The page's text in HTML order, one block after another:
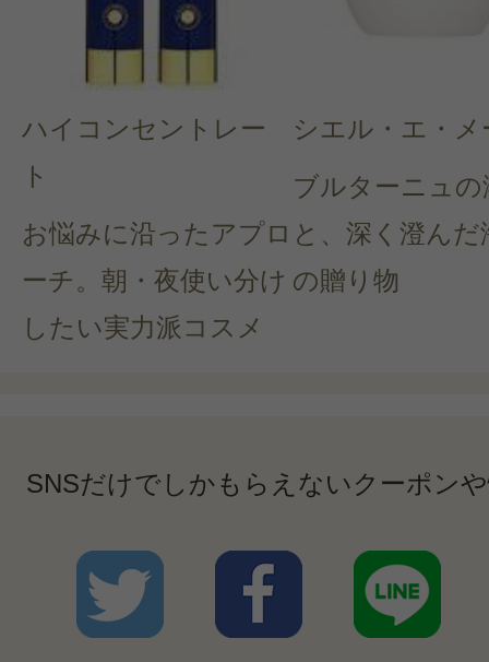
ハイコンセントレー
ト
お悩みに沿ったアプロ
ーチ。朝・夜使い分け
したい実力派コスメ
シエル・エ・メ
ブルターニュの
と、深く澄んだ
の贈り物
SNSだけでしかもらえないクーポン